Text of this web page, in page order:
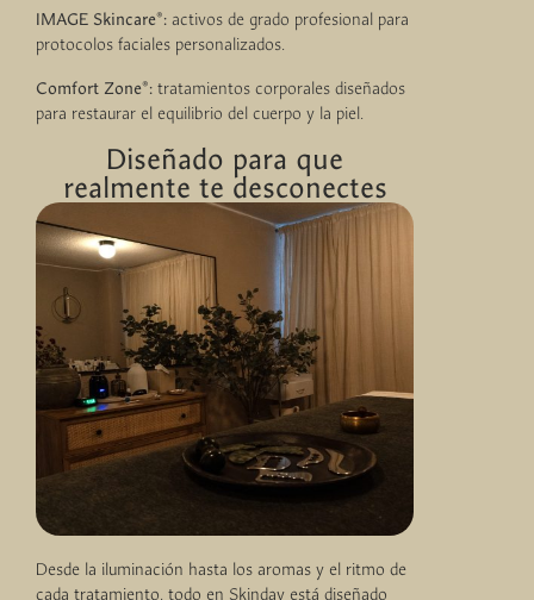
IMAGE Skincare®: activos de grado profesional para
protocolos faciales personalizados.
Comfort Zone®: tratamientos corporales diseñados
para restaurar el equilibrio del cuerpo y la piel.
Diseñado para que
realmente te desconectes
Desde la iluminación hasta los aromas y el ritmo de
cada tratamiento, todo en Skinday está diseñado